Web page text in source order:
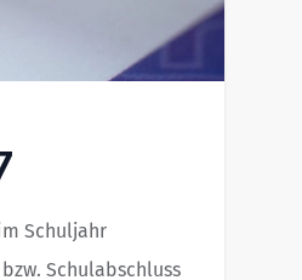
Schuljahr
Schulabschluss